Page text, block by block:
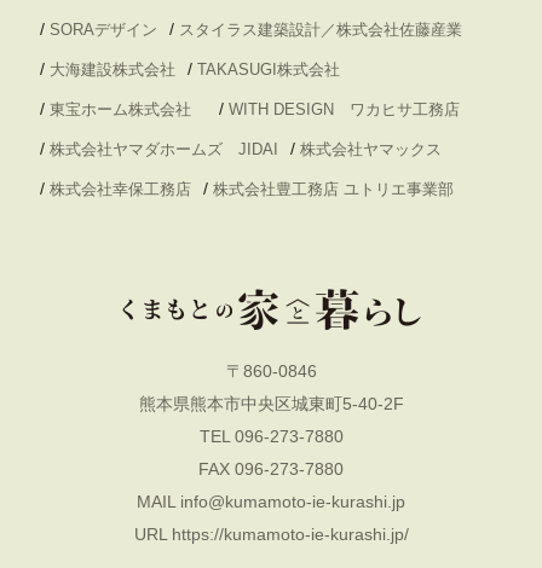
/ SORAデザイン / スタイラス建築設計／株式会社佐藤産業
/ 大海建設株式会社 / TAKASUGI株式会社
/ 東宝ホーム株式会社 / WITH DESIGN ワカヒサ工務店
/ 株式会社ヤマダホームズ JIDAI / 株式会社ヤマックス
/ 株式会社幸保工務店 / 株式会社豊工務店 ユトリエ事業部
〒860-0846
熊本県熊本市中央区城東町5-40-2F
TEL 096-273-7880
FAX 096-273-7880
MAIL info@kumamoto-ie-kurashi.jp
URL https://kumamoto-ie-kurashi.jp/